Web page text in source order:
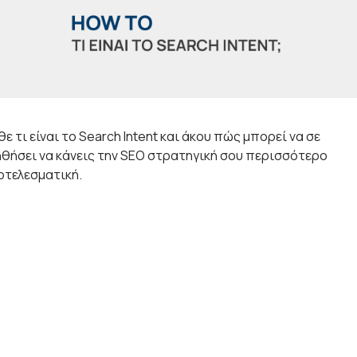
τι είναι το Search Intent και άκου πώς μπορεί να σε
να κάνεις την SEO στρατηγική σου περισσότερο